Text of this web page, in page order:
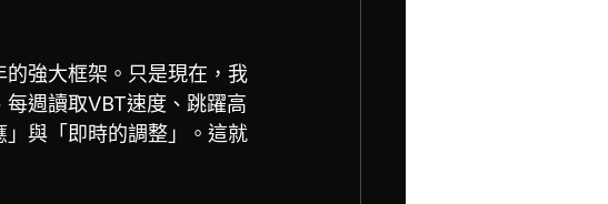
強大框架。只是現在，我
每週讀取VBT速度、跳躍高
與「即時的調整」。這就